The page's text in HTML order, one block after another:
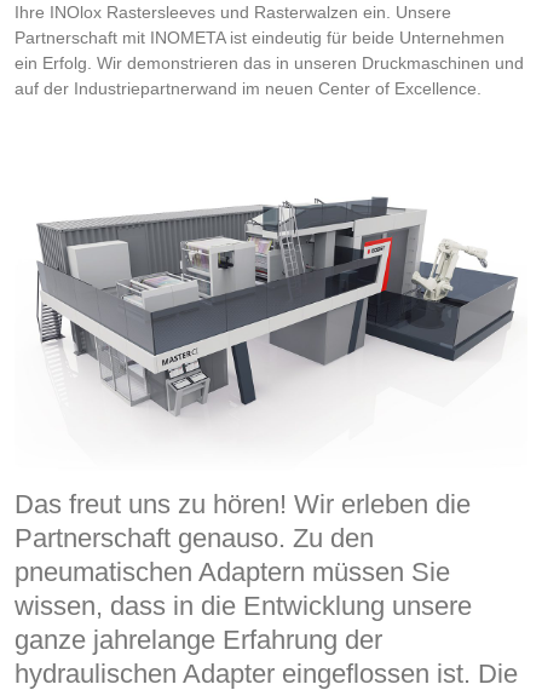
Ihre INOlox Rastersleeves und Rasterwalzen ein. Unsere
Partnerschaft mit INOMETA ist eindeutig für beide Unternehmen
ein Erfolg. Wir demonstrieren das in unseren Druckmaschinen und
auf der Industriepartnerwand im neuen Center of Excellence.
Das freut uns zu hören! Wir erleben die
Partnerschaft genauso. Zu den
pneumatischen Adaptern müssen Sie
wissen, dass in die Entwicklung unsere
ganze jahrelange Erfahrung der
hydraulischen Adapter eingeflossen ist. Die